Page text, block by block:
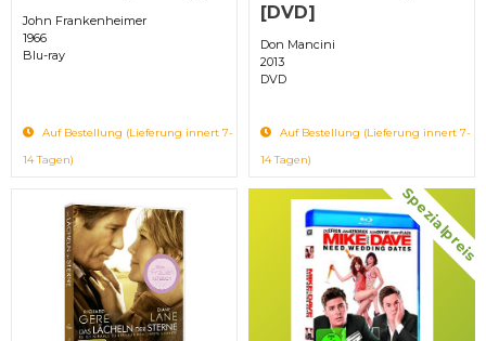
John Frankenheimer
1966
Blu-ray
Auf Bestellung (Lieferung innert 7-
14 Tagen)
[DVD]
Don Mancini
2013
DVD
Auf Bestellung (Lieferung innert 7-
14 Tagen)
Spezialpreis